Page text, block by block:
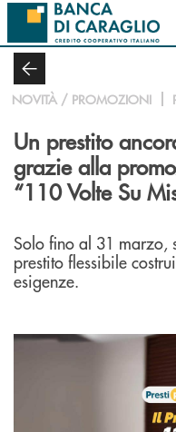
Salta al contenuto principale
NOVITÀ / PROMOZIONI
Un prestito
grazie alla
“110 Volte Su
Solo fino al 31 marzo,
prestito flessibile
esigenze.